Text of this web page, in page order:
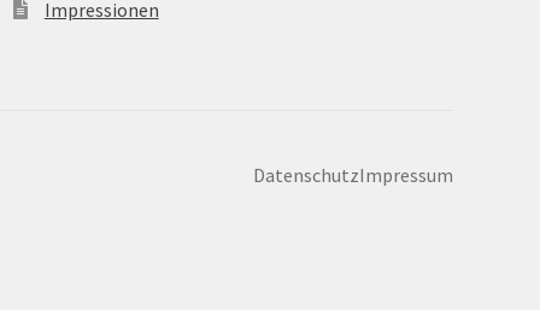
Impressionen
DatenschutzImpressum